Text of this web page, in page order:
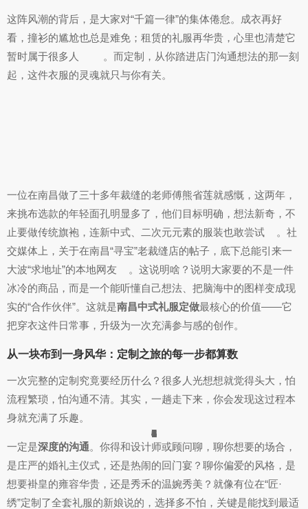
1
1
1
6
这阵风潮的背后，是大家对“千篇一律”的集体倦怠。成衣再好
看，撞衫的尴尬也总是难免；租赁的礼服再华贵，心里也清楚它
暂时属于很多人
3
8
。而定制，从你踏进店门沟通想法的那一刻
起，这件衣服的灵魂就只与你有关。
一位在南昌做了三十多年裁缝的老师傅熊省莲就感慨，这两年，
来挑布选款的年轻面孔明显多了，他们目标明确，想法新奇，不
止要做传统旗袍，连新中式、二次元元素的服装也敢尝试
6
。社
交媒体上，关于在南昌“寻宝”老裁缝店的帖子，底下总能引来一
大波“求地址”的本地网友
1
。这说明啥？说明大家要的不是一件
冰冷的商品，而是一个能听懂自己想法、把脑海中的图样变成现
实的“合作伙伴”。这就是南昌中式礼服定做最核心的价值——它
把穿衣这件日常事，升级为一次充满参与感的创作。
从一块布到一身风华：定制之旅的每一步都算数
一次完整的定制究竟要经历什么？很多人光想想就觉得头大，怕
流程繁琐，怕沟通不清。其实，一趟走下来，你会发现这过程本
身就充满了乐趣。
一定是深度的沟通。你得和设计师或顾问聊，聊你想要的场合，
是庄严的婚礼主仪式，还是热闹的回门宴？聊你偏爱的风格，是
想要褂皇的雍容华贵，还是秀禾的温婉秀美？就像有位在“匠·
绣”定制了全套礼服的新娘说的，选择多不怕，关键是能找到最适
4
1
4
7
9
1
1
6